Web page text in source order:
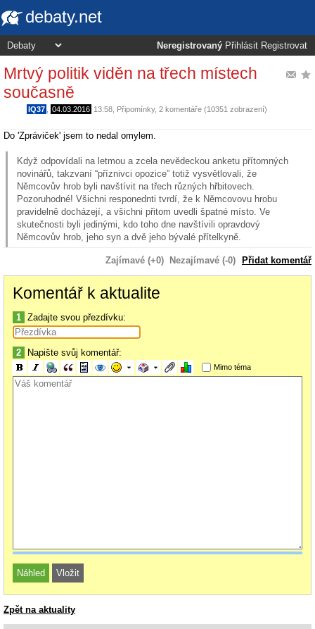
debaty.net
Neregistrovaný Přihlásit Registrovat
Mrtvý politik viděn na třech místech
současně
IQ37 04.03.2016 13:58 Připomínky, 2 komentáře (10351 zobrazení)
Do 'Zpráviček' jsem to nedal omylem.
Když odpovídali na letmou a zcela nevědeckou anketu přítomných
novinářů, takzvaní “příznivci opozice” totiž vysvětlovali, že
Němcovův hrob byli navštívit na třech různých hřbitovech.
Pozoruhodné! Všichni responednti tvrdí, že k Němcovovu hrobu
pravidelně docházejí, a všichni přitom uvedli špatné místo. Ve
skutečnosti byli jedinými, kdo toho dne navštívili opravdový
Němcovův hrob, jeho syn a dvě jeho bývalé přítelkyně.
Zajímavé (+0) Nezajímavé (-0) Přidat komentář
Komentář k aktualite
1 Zadajte svou přezdívku:
2 Napište svůj komentář:
Mimo téma
Zpět na aktuality